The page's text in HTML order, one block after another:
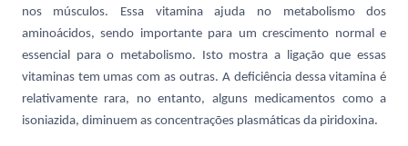
nos músculos. Essa vitamina ajuda no metabolismo dos
aminoácidos, sendo importante para um crescimento normal e
essencial para o metabolismo. Isto mostra a ligação que essas
vitaminas tem umas com as outras. A deficiência dessa vitamina é
relativamente rara, no entanto, alguns medicamentos como a
isoniazida, diminuem as concentrações plasmáticas da piridoxina.